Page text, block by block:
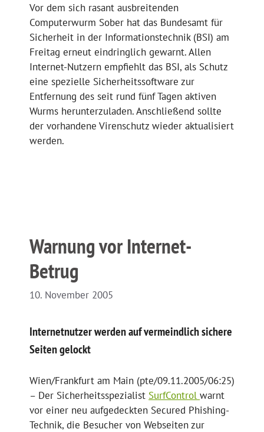
Vor dem sich rasant ausbreitenden
Computerwurm Sober hat das Bundesamt für
Sicherheit in der Informationstechnik (BSI) am
Freitag erneut eindringlich gewarnt. Allen
Internet-Nutzern empfiehlt das BSI, als Schutz
eine spezielle Sicherheitssoftware zur
Entfernung des seit rund fünf Tagen aktiven
Wurms herunterzuladen. Anschließend sollte
der vorhandene Virenschutz wieder aktualisiert
werden.
Warnung vor Internet-
Betrug
10. November 2005
Internetnutzer werden auf vermeindlich sichere
Seiten gelockt
Wien/Frankfurt am Main (pte/09.11.2005/06:25)
– Der Sicherheitsspezialist SurfControl warnt
vor einer neu aufgedeckten Secured Phishing-
Technik, die Besucher von Webseiten zur